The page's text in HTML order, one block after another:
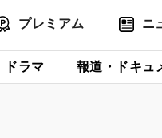
プレミアム ニ
ドラマ 報道・ドキュ